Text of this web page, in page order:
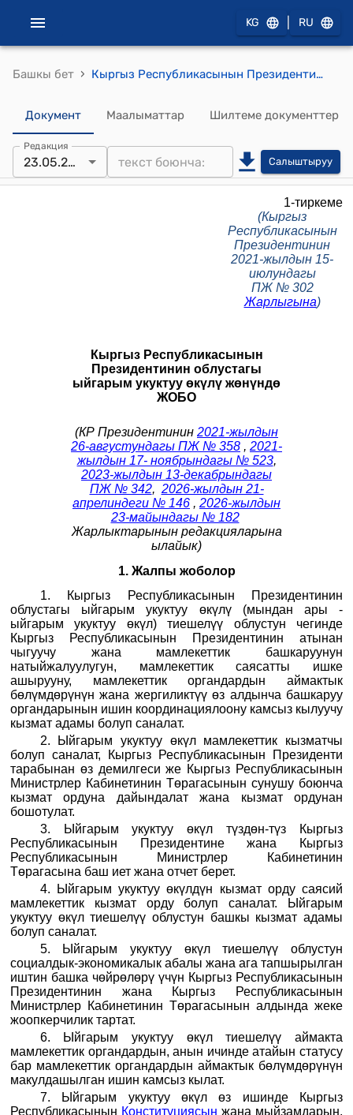
KG RU
Башкы бет › Кыргыз Республикасынын Президентинин облустагы ыйгарым укуктуу өкүлү жөнүндө жобо (Кыргыз Республикасынын Президентинин 2021-жылдын 15-июлундагы ПЖ № 302 Жарлыгына)
Документ Маалыматтар Шилтеме документтер
Редакция
23.05.2026 Салыштыруу